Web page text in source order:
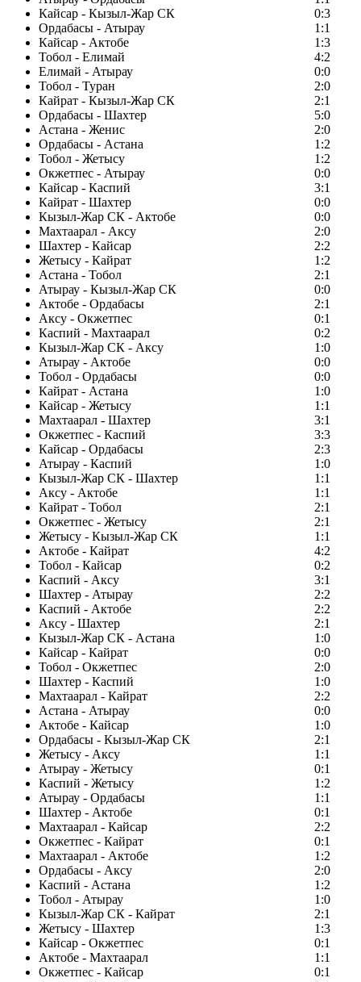
Кайсар - Кызыл-Жар СК
0:3
Ордабасы - Атырау
1:1
Кайсар - Актобе
1:3
Тобол - Елимай
4:2
Елимай - Атырау
0:0
Тобол - Туран
2:0
Кайрат - Кызыл-Жар СК
2:1
Ордабасы - Шахтер
5:0
Астана - Женис
2:0
Ордабасы - Астана
1:2
Тобол - Жетысу
1:2
Окжетпес - Атырау
0:0
Кайсар - Каспий
3:1
Кайрат - Шахтер
0:0
Кызыл-Жар СК - Актобе
0:0
Махтаарал - Аксу
2:0
Шахтер - Кайсар
2:2
Жетысу - Кайрат
1:2
Астана - Тобол
2:1
Атырау - Кызыл-Жар СК
0:0
Актобе - Ордабасы
2:1
Аксу - Окжетпес
0:1
Каспий - Махтаарал
0:2
Кызыл-Жар СК - Аксу
1:0
Атырау - Актобе
0:0
Тобол - Ордабасы
0:0
Кайрат - Астана
1:0
Кайсар - Жетысу
1:1
Махтаарал - Шахтер
3:1
Окжетпес - Каспий
3:3
Кайсар - Ордабасы
2:3
Атырау - Каспий
1:0
Кызыл-Жар СК - Шахтер
1:1
Аксу - Актобе
1:1
Кайрат - Тобол
2:1
Окжетпес - Жетысу
2:1
Жетысу - Кызыл-Жар СК
1:1
Актобе - Кайрат
4:2
Тобол - Кайсар
0:2
Каспий - Аксу
3:1
Шахтер - Атырау
2:2
Каспий - Актобе
2:2
Аксу - Шахтер
2:1
Кызыл-Жар СК - Астана
1:0
Кайсар - Кайрат
0:0
Тобол - Окжетпес
2:0
Шахтер - Каспий
1:0
Махтаарал - Кайрат
2:2
Астана - Атырау
0:0
Актобе - Кайсар
1:0
Ордабасы - Кызыл-Жар СК
2:1
Жетысу - Аксу
1:1
Атырау - Жетысу
0:1
Каспий - Жетысу
1:2
Атырау - Ордабасы
1:1
Шахтер - Актобе
0:1
Махтаарал - Кайсар
2:2
Окжетпес - Кайрат
0:1
Махтаарал - Актобе
1:2
Ордабасы - Аксу
2:0
Каспий - Астана
1:2
Тобол - Атырау
1:0
Кызыл-Жар СК - Кайрат
2:1
Жетысу - Шахтер
1:3
Кайсар - Окжетпес
0:1
Актобе - Махтаарал
1:1
Окжетпес - Кайсар
0:1